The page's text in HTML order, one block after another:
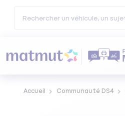
Accueil Communauté DS4